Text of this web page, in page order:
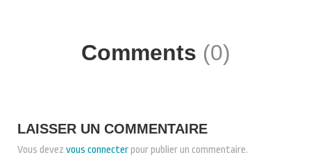
Comments (0)
LAISSER UN COMMENTAIRE
Vous devez vous connecterpour publier un commentaire.